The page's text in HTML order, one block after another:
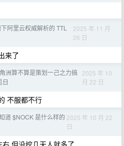
阿里云权威解析的 TTL
2025 年 11 月
26 日
来了
洲算不算是策划一己之力搞
日
2025 年 10
月 22 日
不服都不行
道 $NOCK 是什么样的 2025 年 10 月 22
日
但没挖几天人就多了